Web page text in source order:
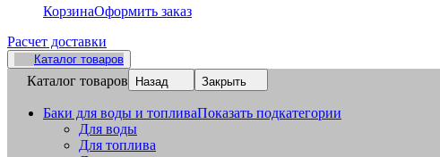
КорзинаОформить заказ
Расчет доставки
Каталог товаров
Каталог товаров Назад Закрыть
Баки для воды и топливаПоказать подкатегории
Для воды
Для топлива